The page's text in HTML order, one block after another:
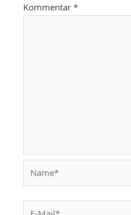
Kommentar*